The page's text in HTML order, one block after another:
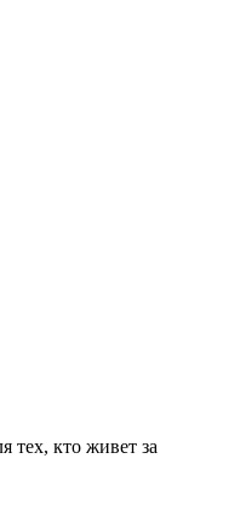
тех, кто живет за